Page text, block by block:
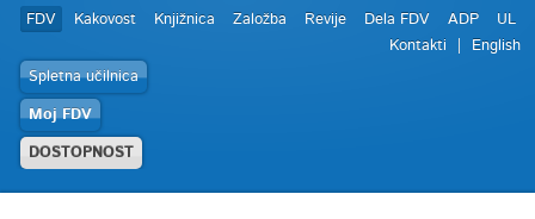
FDV Kakovost Knjižnica Založba Revije Dela FDV ADP
UL
Kontakti
English
Spletna učilnica
Moj FDV
DOSTOPNOST